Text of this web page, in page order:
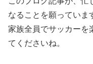
なることを願っていま
家族全員でサッカーを
てくださいね。